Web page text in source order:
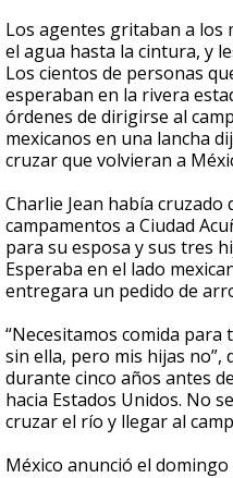
Los agentes gritaban a los
el agua hasta la cintura, y
Los cientos de personas
esperaban en la rivera
órdenes de dirigirse al
mexicanos en una lancha
cruzar que volvieran a
Charlie Jean había cruzado
campamentos a Ciudad
para su esposa y sus tres
Esperaba en el lado
entregara un pedido de
“Necesitamos comida para
sin ella, pero mis hijas no”,
durante cinco años antes
hacia Estados Unidos. No
cruzar el río y llegar al
México anunció el